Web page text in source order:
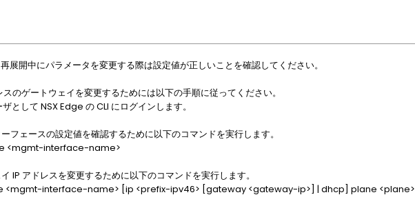
展開中にパラメータを変更する際は設定値が正しいことを確認してください。
スのゲートウェイを変更するためには以下の手順に従ってください。
として NSX Edge の CLI にログインします。
フェースの設定値を確認するために以下のコマンドを実行します。
<mgmt-interface-name>
IP アドレスを変更するために以下のコマンドを実行します。
<mgmt-interface-name> [ip <prefix-ipv46> [gateway <gateway-ip>] | dhcp] plane <plane>